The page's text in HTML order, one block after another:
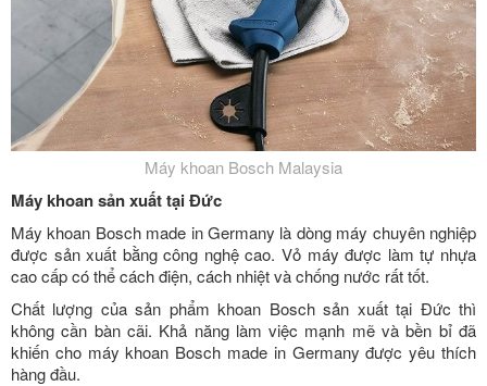
Máy khoan Bosch Malaysia
Máy khoan sản xuất tại Đức
Máy khoan Bosch made in Germany là dòng máy chuyên nghiệp
được sản xuất bằng công nghệ cao. Vỏ máy được làm tự nhựa
cao cấp có thể cách điện, cách nhiệt và chống nước rất tốt.
Chất lượng của sản phẩm khoan Bosch sản xuất tại Đức thì
không cần bàn cãi. Khả năng làm việc mạnh mẽ và bền bỉ đã
khiến cho máy khoan Bosch made in Germany được yêu thích
hàng đầu.